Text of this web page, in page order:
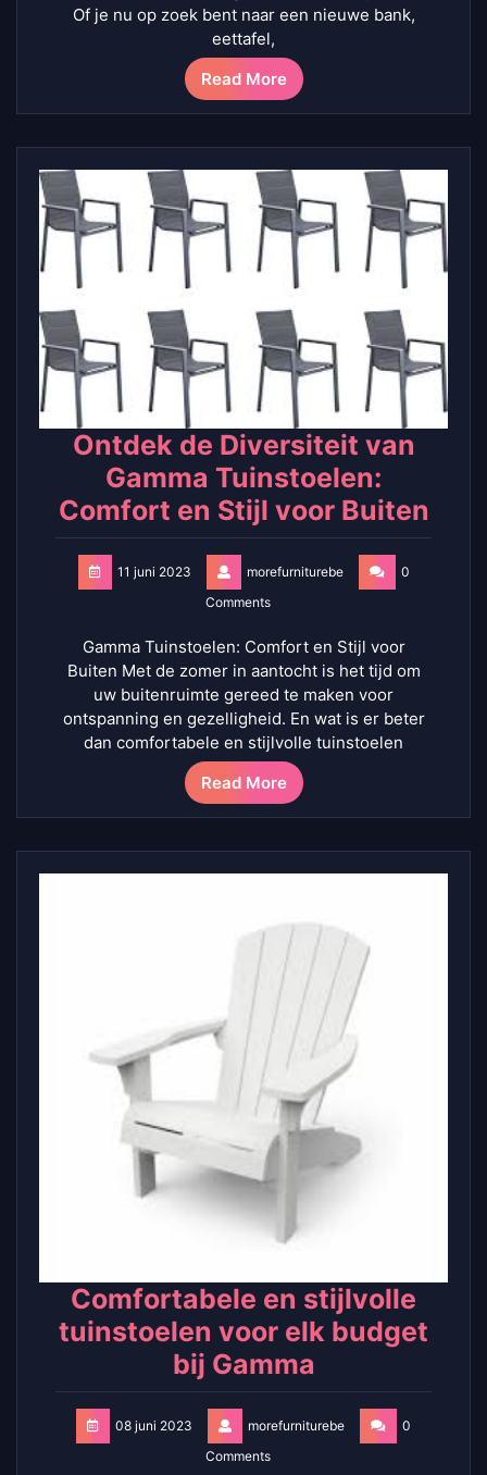
Of je nu op zoek bent naar een nieuwe bank,
eettafel,
Read More
Ontdek de Diversiteit van
Gamma Tuinstoelen:
Comfort en Stijl voor Buiten
11 juni 2023 morefurniturebe
0
Comments
Gamma Tuinstoelen: Comfort en Stijl voor
Buiten Met de zomer in aantocht is het tijd om
uw buitenruimte gereed te maken voor
ontspanning en gezelligheid. En wat is er beter
dan comfortabele en stijlvolle tuinstoelen
Read More
Comfortabele en stijlvolle
tuinstoelen voor elk budget
bij Gamma
08 juni 2023 morefurniturebe
0
Comments